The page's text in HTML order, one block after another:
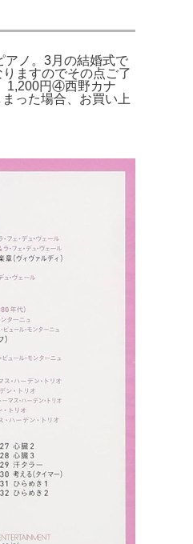
アノ。3月の結婚式で
ますのでその点ご了
1,200円④西野カナ
った場合、お買い上